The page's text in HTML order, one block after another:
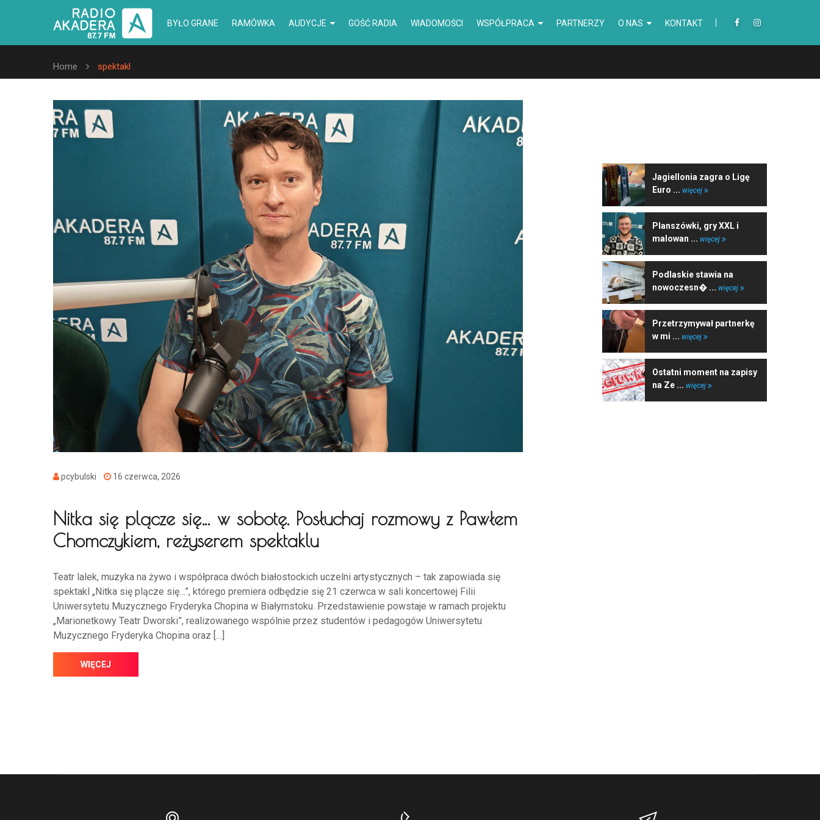
BYŁO GRANE RAMÓWKA AUDYCJE GOŚĆ RADIA WIADOMOŚCI WSPÓŁPRACA PARTNERZY O NAS KONTAKT
Home spektakl
pcybulski 16 czerwca, 2026
Nitka się plącze się… w sobotę. Posłuchaj rozmowy z Pawłem
Chomczykiem, reżyserem spektaklu
Teatr lalek, muzyka na żywo i współpraca dwóch białostockich uczelni artystycznych – tak zapowiada się
spektakl „Nitka się plącze się…”, którego premiera odbędzie się 21 czerwca w sali koncertowej Filii
Uniwersytetu Muzycznego Fryderyka Chopina w Białymstoku. Przedstawienie powstaje w ramach projektu
„Marionetkowy Teatr Dworski”, realizowanego wspólnie przez studentów i pedagogów Uniwersytetu
Muzycznego Fryderyka Chopina oraz […]
WIĘCEJ
Jagiellonia zagra o Ligę
Euro ... więcej
Planszówki, gry XXL i
malowan ... więcej
Podlaskie stawia na
nowoczesn� ... więcej
Przetrzymywał partnerkę
w mi ... więcej
Ostatni moment na zapisy
na Ze ... więcej